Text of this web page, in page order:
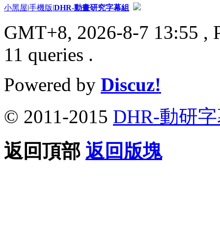
小黑屋|手機版|DHR-動畫研究字幕組
GMT+8, 2026-8-7 13:55 ,
11 queries .
Powered by Discuz!
© 2011-2015 DHR-動研
返回頂部 返回版塊